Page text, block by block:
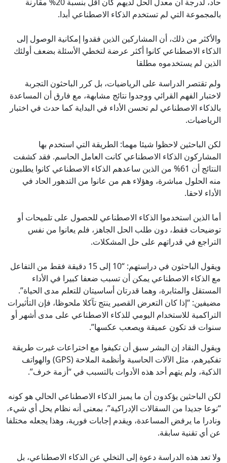
بالمجموعة التي لم تستخدم الذكاء الاصطناعي أبدا.
والأكثر من ذلك، أن المشاركين الذين فقدوا إمكانية الوصول إلى
الذكاء الاصطناعي كانوا أكثر عرضة لتخطي الأسئلة بضعف أولئك
الذين لم يستخدموه مطلقا
ولم تقتصر الدراسة على الرياضيات، بل كرر الباحثون التجربة
لاختبار الفهم القرائي ووجدوا نتائج مشابهة، مع فارق أن المساعدة
بالذكاء الاصطناعي لم تحسن الأداء في البداية كما حدث في اختبار
الرياضيات.
لكن الباحثين لاحظوا شيئا مهما: الطريقة التي استخدم بها
المشاركون الذكاء الاصطناعي كانت العامل الحاسم. فقد كشفت
النتائج أن 61% من الذين ساعدهم الذكاء الاصطناعي كانوا يطلبون
منه الحلول مباشرة، وهؤلاء هم من عانوا من التدهور الحاد في
الأداء لاحقا.
أما الذين استخدموا الذكاء الاصطناعي للحصول على تلميحات أو
توضيحات فقط، دون طلب الحل الجاهز، فلم يعانوا من نفس
التراجع في قدراتهم على حل المشكلات.
ويقول الباحثون في دراستهم: “10 إلى 15 دقيقة فقط من التفاعل
مع الذكاء الاصطناعي يمكن أن تسبب ضعفا كبيرا في الأداء
المستقل والمثابرة، وهما قدرتان أساسيتان للتعلم مدى الحياة”.
مضيفين: “إذا كان التعرض القصير ينتج تآكلا ملحوظا، فإن التأثيرات
التراكمية للاستخدام اليومي للذكاء الاصطناعي على مدى أشهر أو
سنوات قد تكون عميقة ويصعب عكسها”.
ويقول النقاد إن البشر سبق أن تكيفوا مع اختراعات غيرت طريقة
تفكيرهم، مثل الآلات الحاسبة وأنظمة الملاحة (GPS) والهواتف
الذكية، ولم يتهم أحد هذه الأدوات بالتسبب في “أزمة خرف”.
لكن الباحثين يؤكدون أن ما يميز الذكاء الاصطناعي الحالي هو كونه
“نوعا جديدا من السقالات الإدراكية”، بمعنى أنه نظام يحل أي شيء،
ونادرا ما يرفض المساعدة، ويقدم إجابات فورية، وهذا يجعله مختلفا
عن أي تقنية سابقة.
ولا تعد هذه الدراسة دعوة إلى التخلي عن الذكاء الاصطناعي، بل